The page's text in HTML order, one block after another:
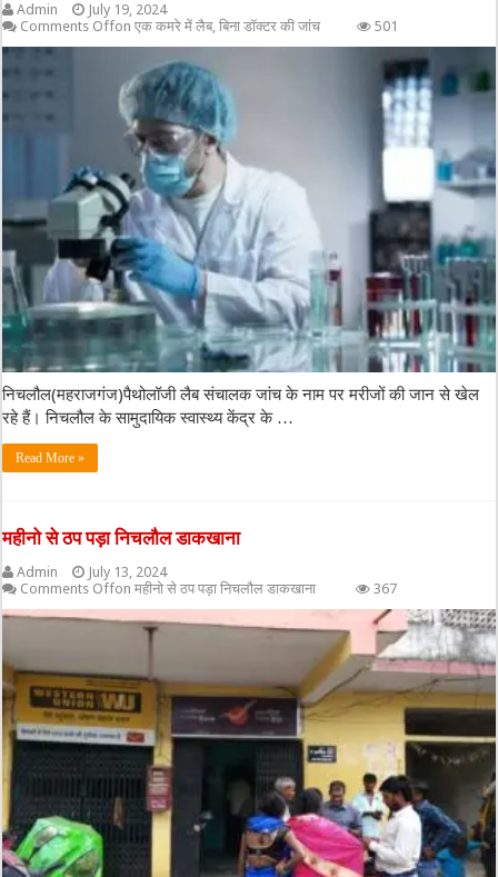
Admin
July 19, 2024
Comments Offon एक कमरे में लैब, बिना डॉक्टर की जांच 501
निचलौल(महराजगंज)पैथोलॉजी लैब संचालक जांच के नाम पर मरीजों की जान से खेल
रहे हैं। निचलौल के सामुदायिक स्वास्थ्य केंद्र के …
Read More »
महीनो से ठप पड़ा निचलौल डाकखाना
Admin
July 13, 2024
Comments Offon महीनो से ठप पड़ा निचलौल डाकखाना 367